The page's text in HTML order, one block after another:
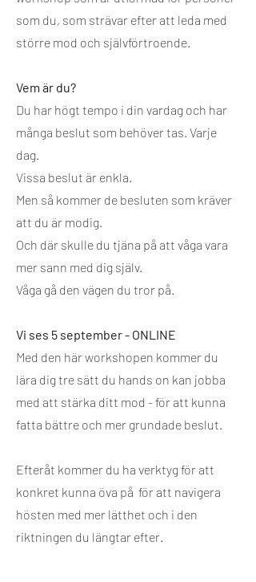
som du, som strävar efter att leda med
större mod och självförtroende.
Vem är du?
Du har högt tempo i din vardag och har
många beslut som behöver tas. Varje
dag.
Vissa beslut är enkla.
Men så kommer de besluten som kräver
att du är modig.
Och där skulle du tjäna på att våga vara
mer sann med dig själv.
Våga gå den vägen du tror på.
Vi ses 5 september - ONLINE
Med den här workshopen kommer du
lära dig tre sätt du hands on kan jobba
med att stärka ditt mod - för att kunna
fatta bättre och mer grundade beslut.
Efteråt kommer du ha verktyg för att
konkret kunna öva på för att navigera
hösten med mer lätthet och i den
riktningen du längtar efter.